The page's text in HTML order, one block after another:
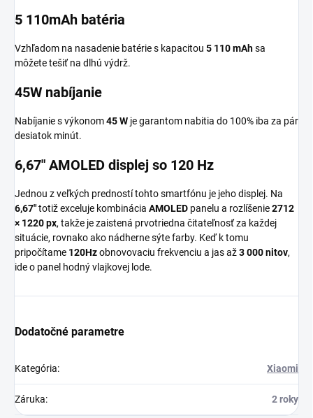
5 110mAh batéria
Vzhľadom na nasadenie batérie s kapacitou 5 110 mAhsa
môžete tešiť na dlhú výdrž.
45W nabíjanie
Nabíjanie s výkonom45 W je garantom nabitia do 100% iba za pár
desiatok minút.
6,67" AMOLED displej so 120 Hz
Jednou z veľkých predností tohto smartfónu je jeho displej. Na
6,67"totiž exceluje kombinácia AMOLED panelu a rozlíšenie2712
× 1220 px, takže je zaistená prvotriedna čitateľnosť za každej
situácie, rovnako ako nádherne sýte farby. Keď k tomu
pripočítame 120Hzobnovovaciu frekvenciu a jas až3 000 nitov,
ide o panel hodný vlajkovej lode.
Dodatočné parametre
Kategória: Xiaomi
Záruka: 2 roky